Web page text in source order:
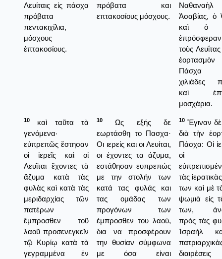
Λευίταις εἰς πάσχα
πρόβατα
πεντακιχίλια,
μόσχους
ἑπτακοσίους.
πρόβατα και
επτακοσίους μόσχους.
Ἀσαβίας, ὁ
καὶ ὁ
τοὺς
Πάσχα
χιλιάδες
καὶ
μοσχάρια.
10
καὶ ταῦτα τὰ
γενόμενα·
εὐπρεπῶς ἔστησαν
οἱ ἱερεῖς καὶ οἱ
Λευῖται ἔχοντες τὰ
ἄζυμα κατὰ τὰς
φυλὰς καὶ κατὰ τὰς
μεριδαρχίας τῶν
πατέρων
ἔμπροσθεν τοῦ
λαοῦ προσενεγκεῖν
τῷ Κυρίῳ κατὰ τὰ
γεγραμμένα ἐν
10
Ως εξής δε
εωρτάσθη το Πασχα·
Οι ιερείς και οι Λευίται,
οι έχοντες τα άζυμα,
εστάθησαν ευπρεπώς
με την στολήν των
κατά τας φυλάς και
τας ομάδας των
προγόνων των
έμπροσθεν του λαού,
δια να προσφέρουν
την θυσίαν σύμφωνα
με όσα είναι
10 Ἔγιναν δὲ
διὰ τὴν
Πάσχα: Οἱ
οἱ
τὰς
των καὶ μὲ
ψωμιὰ εἰς
των,
πρὸς τὰς
Ἰσραὴλ